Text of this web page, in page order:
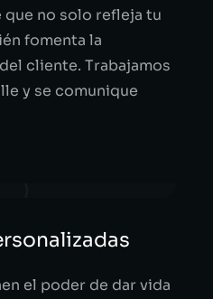
no solo refleja tu
fomenta la
cliente. Trabajamos
y se comunique
el poder de dar vida